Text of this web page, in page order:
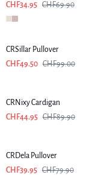
CHF34.95 CHF69.90
-50%
CRSillar Pullover
CHF49.50 CHF99.00
CRNixy Cardigan
CHF44.95 CHF89.90
CRDela Pullover
CHF39.95 CHF79.90